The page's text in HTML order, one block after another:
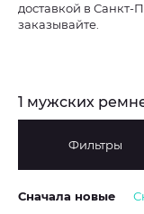
доставкой в Санкт-
заказывайте.
1 мужских
Фильтры
Сначала новые